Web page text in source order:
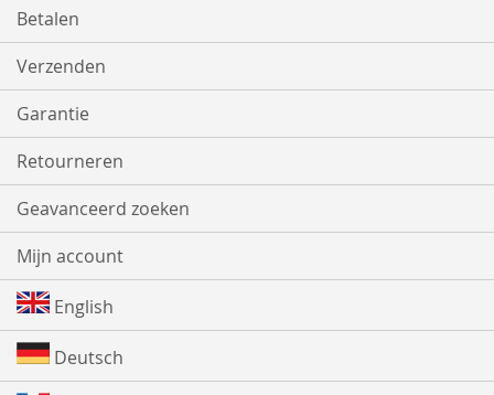
Betalen
Verzenden
Garantie
Retourneren
Geavanceerd zoeken
Mijn account
English
Deutsch